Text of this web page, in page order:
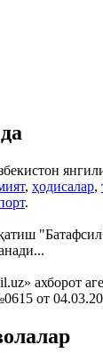
, ҳодисалар,
.
ахборот
от